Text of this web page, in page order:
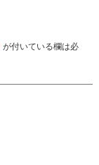
が付いている欄は必